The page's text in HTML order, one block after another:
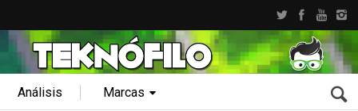
Análisis Marcas